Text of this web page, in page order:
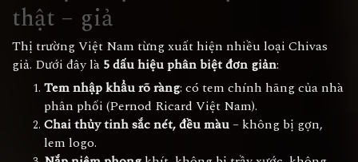
thật – giả
Thị trường Việt Nam từng xuất hiện nhiều loại Chivas
giả. Dưới đây là 5 dấu hiệu phân biệt đơn giản:
Tem nhập khẩu rõ ràng: có tem chính hãng của nhà
phân phối (Pernod Ricard Việt Nam).
Chai thủy tinh sắc nét, đều màu– không bị gợn,
lem logo.